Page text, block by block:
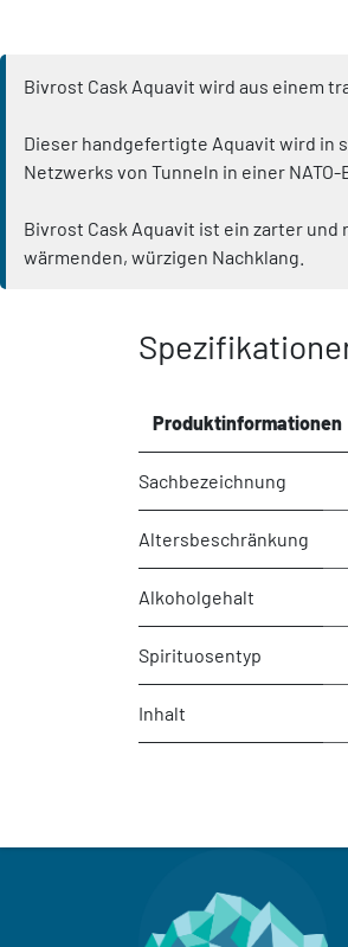
Bivrost Cask Aquavit wird aus einem
Dieser handgefertigte Aquavit wird in
Netzwerks von Tunneln in einer
Bivrost Cask Aquavit ist ein zarter
wärmenden, würzigen Nachklang.
Produktinformationen
Sachbezeichnung
Altersbeschränkung
Alkoholgehalt
Spirituosentyp
Inhalt